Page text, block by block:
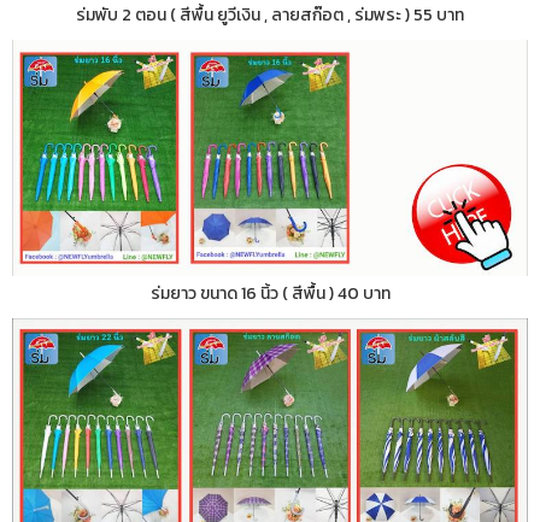
ร่มพับ 2 ตอน ( สีพื้น ยูวีเงิน , ลายสก๊อต , ร่มพระ ) 55 บาท
ร่มยาว ขนาด 16 นิ้ว ( สีพื้น ) 40 บาท